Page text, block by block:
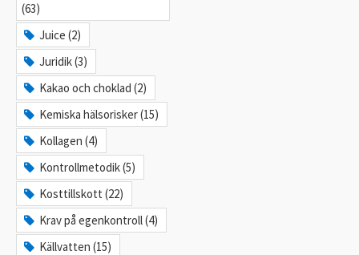
(63)
Juice (2)
Juridik (3)
Kakao och choklad (2)
Kemiska hälsorisker (15)
Kollagen (4)
Kontrollmetodik (5)
Kosttillskott (22)
Krav på egenkontroll (4)
Källvatten (15)